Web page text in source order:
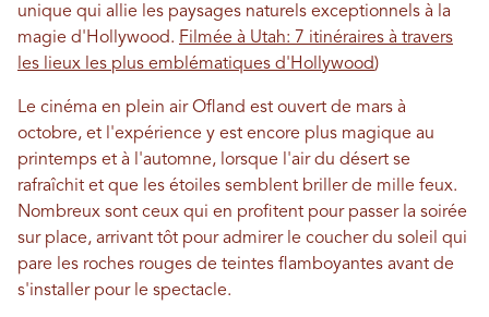
unique qui allie les paysages naturels exceptionnels à la
magie d'Hollywood. Filmée à Utah: 7 itinéraires à travers
les lieux les plus emblématiques d'Hollywood)
Le cinéma en plein air Ofland est ouvert de mars à
octobre, et l'expérience y est encore plus magique au
printemps et à l'automne, lorsque l'air du désert se
rafraîchit et que les étoiles semblent briller de mille feux.
Nombreux sont ceux qui en profitent pour passer la soirée
sur place, arrivant tôt pour admirer le coucher du soleil qui
pare les roches rouges de teintes flamboyantes avant de
s'installer pour le spectacle.